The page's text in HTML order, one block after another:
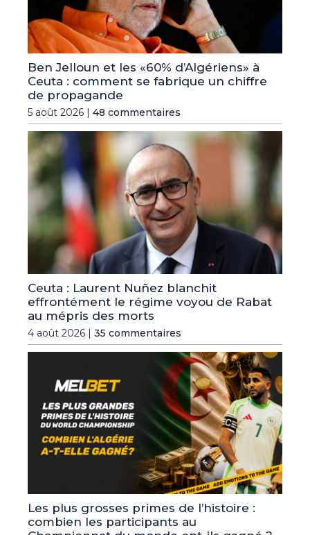
Ben Jelloun et les «60% d’Algériens» à
Ceuta : comment se fabrique un chiffre
de propagande
5 août 2026 | 48 commentaires
Ceuta : Laurent Nuñez blanchit
effrontément le régime voyou de Rabat
au mépris des morts
4 août 2026 | 35 commentaires
Les plus grosses primes de l’histoire :
combien les participants au